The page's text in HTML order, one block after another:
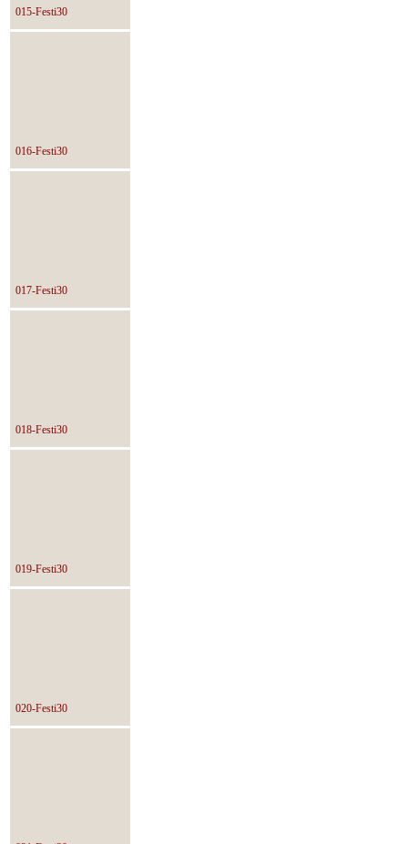
015-Festi30
016-Festi30
017-Festi30
018-Festi30
019-Festi30
020-Festi30